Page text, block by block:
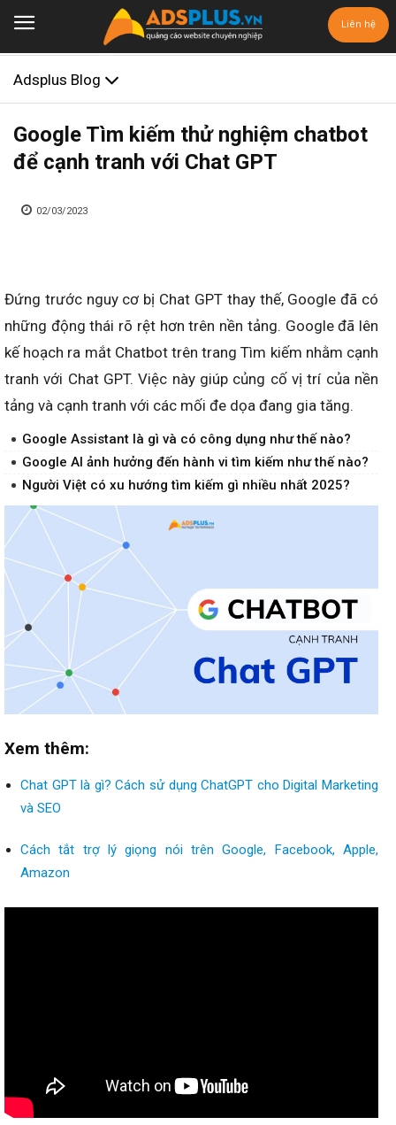
Liên hệ
Adsplus Blog
Google Tìm kiếm thử nghiệm chatbot
để cạnh tranh với Chat GPT
02/03/2023
Đứng trước nguy cơ bị Chat GPT thay thế, Google đã có
những động thái rõ rệt hơn trên nền tảng. Google đã lên
kế hoạch ra mắt Chatbot trên trang Tìm kiếm nhằm cạnh
tranh với Chat GPT. Việc này giúp củng cố vị trí của nền
tảng và cạnh tranh với các mối đe dọa đang gia tăng.
Google Assistant là gì và có công dụng như thế nào?
Google AI ảnh hưởng đến hành vi tìm kiếm như thế nào?
Người Việt có xu hướng tìm kiếm gì nhiều nhất 2025?
Xem thêm:
Chat GPT là gì? Cách sử dụng ChatGPT cho Digital Marketing
và SEO
Cách tắt trợ lý giọng nói trên Google, Facebook, Apple,
Amazon